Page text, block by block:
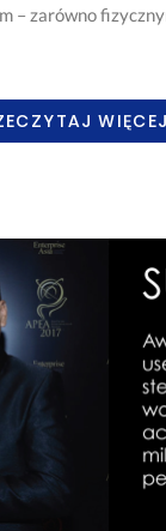
– zarówno